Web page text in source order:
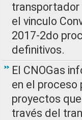
transportador
el vinculo
2017-2do
definitivos.
El CNOGas
en el proceso
proyectos
través del